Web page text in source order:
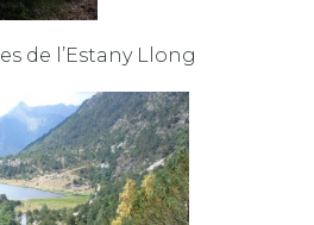
de l’Estany Llong